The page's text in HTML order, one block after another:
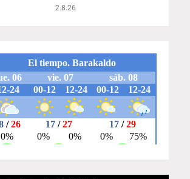
2.8.26